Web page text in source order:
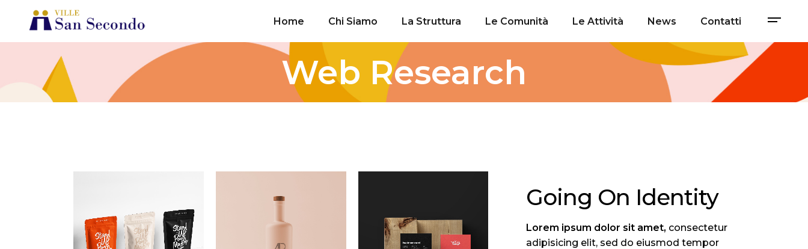
Home Chi Siamo La Struttura Le Comunità Le Attività News Contatti
Web Research
Going On Identity
Lorem ipsum dolor sit amet, consectetur
adipisicing elit, sed do eiusmod tempor